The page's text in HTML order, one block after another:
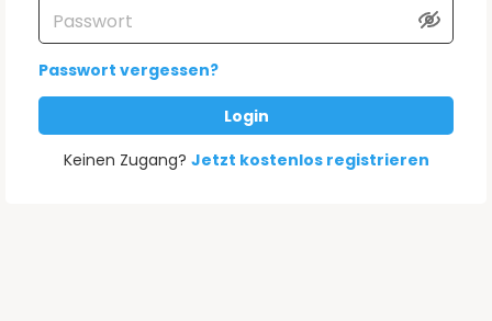
Passwort vergessen?
Login
Keinen Zugang? Jetzt kostenlos registrieren